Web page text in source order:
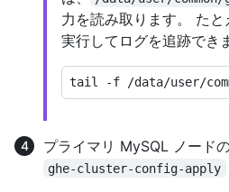
力を読み取ります。 た
実行してログを追跡でき
プライマリ MySQL ノード
ghe-cluster-config-apply